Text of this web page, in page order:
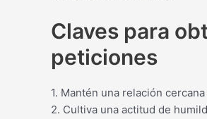
Claves para
peticiones
1. Mantén una relación
2. Cultiva una actitud de